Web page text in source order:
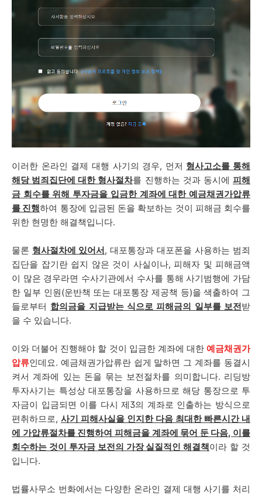
이러한 온라인 결제 대행 사기의 경우, 먼저 형사고소를 통해
해당 범죄집단에 대한 형사절차를 진행하는 것과 동시에 피해
금 회수를 위해 투자금을 입금한 계좌에 대한 예금채권가압류
를 진행하여 통장에 입금된 돈을 확보하는 것이 피해금 회수를
위한 현명한 해결책입니다.
물론 형사절차에 있어서, 대포통장과 대포폰을 사용하는 범죄
집단을 잡기란 쉽지 않은 것이 사실이나, 피해자 및 피해금액
이 많은 경우라면 수사기관에서 수사를 통해 사기범행에 가담
한 일부 인원(운반책 또는 대포통장 제공책 등)을 색출하여 그
들로부터 합의금을 지급받는 식으로 피해금의 일부를 보전받
을 수 있습니다.
이와 더불어 진행해야 할 것이 입금한 계좌에 대한 예금채권가
압류인데요. 예금채권가압류란 쉽게 말하면 그 계좌를 동결시
켜서 계좌에 있는 돈을 묶는 보전절차를 의미합니다. 리딩방
투자사기는 특성상 대포통장을 사용하므로 해당 통장으로 투
자금이 입금되면 이를 다시 제3의 계좌로 인출하는 방식으로
편취하므로, 사기 피해사실을 인지한 다음 최대한 빠른시간 내
에 가압류절차를 진행하여 피해금을 계좌에 묶어 둔 다음, 이를
회수하는 것이 투자금 보전의 가장 실질적인 해결책이라 할 것
입니다.
법률사무소 번화에서는 다양한 온라인 결제 대행 사기를 처리